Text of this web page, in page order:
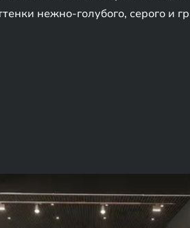
нежно-голубого, серого и